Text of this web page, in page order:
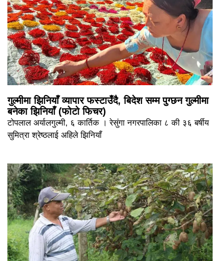
गुल्मीमा झिनियाँ व्यापार फस्टाउँदै, बिदेश सम्म पुग्छन गुल्मीमा
बनेका झिनियाँ (फोटो फिचर)
टोपलाल अर्यालगुल्मी, ६ कार्तिक । रेसुंगा नगरपालिका ८ की ३६ बर्षीय
सुमित्रा श्रेष्ठलाई अहिले झिनियाँ